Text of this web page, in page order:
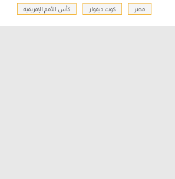
مصر كوت ديفوار كأس الأمم الإفريقية